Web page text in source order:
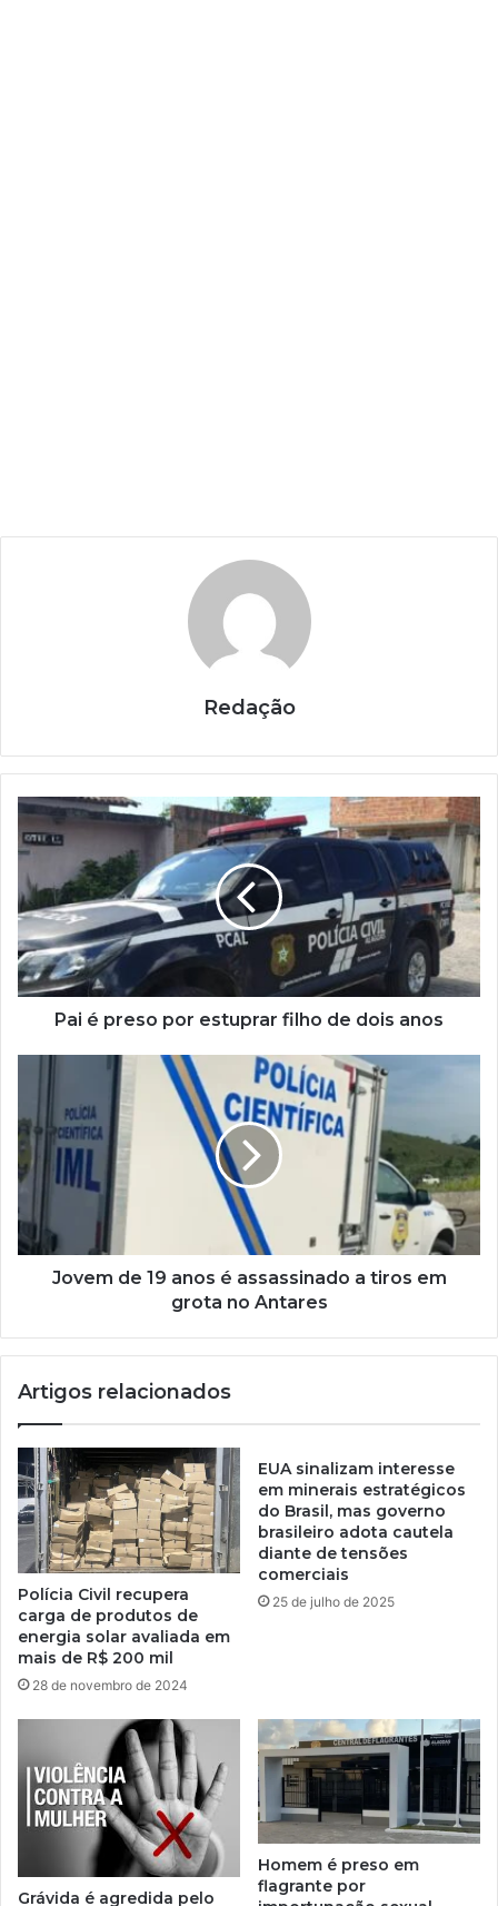
Redação
Pai é preso por estuprar filho de dois anos
Jovem de 19 anos é assassinado a tiros em
grota no Antares
Artigos relacionados
Polícia Civil recupera
carga de produtos de
energia solar avaliada em
mais de R$ 200 mil
28 de novembro de 2024
EUA sinalizam interesse
em minerais estratégicos
do Brasil, mas governo
brasileiro adota cautela
diante de tensões
comerciais
25 de julho de 2025
Grávida é agredida pelo
Homem é preso em
flagrante por